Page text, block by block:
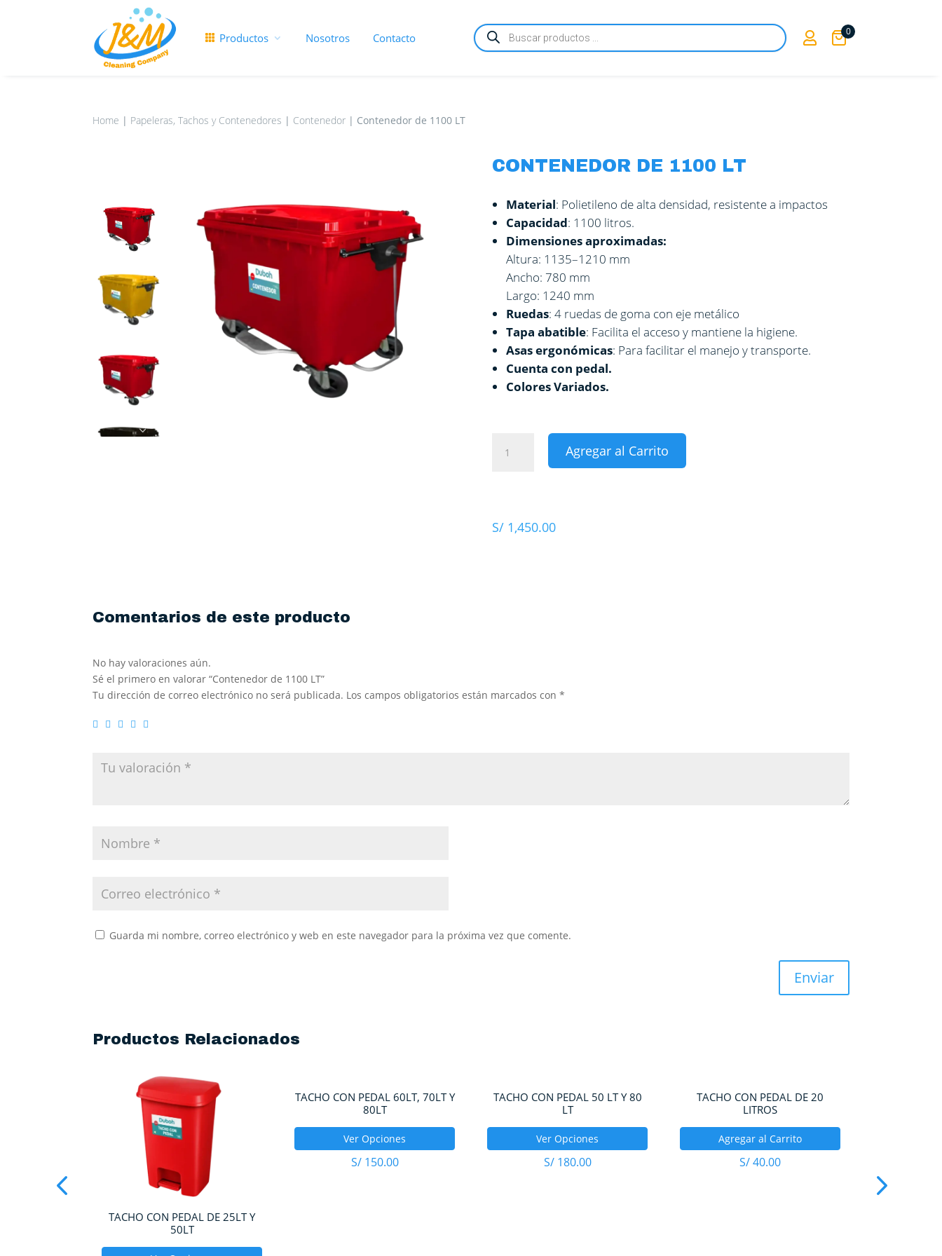
Productos Nosotros Contacto
Búsqueda
de
productos
 0
Home | Papeleras, Tachos y Contenedores | Contenedor | Contenedor de 1100 LT
CONTENEDOR DE 1100 LT
Material: Polietileno de alta densidad, resistente a impactos
Capacidad: 1100 litros.
Dimensiones aproximadas:
Altura: 1135–1210 mm
Ancho: 780 mm
Largo: 1240 mm
Ruedas: 4 ruedas de goma con eje metálico
Tapa abatible: Facilita el acceso y mantiene la higiene.
Asas ergonómicas: Para facilitar el manejo y transporte.
Cuenta con pedal.
Colores Variados.
Agregar al Carrito
S/1,450.00
Comentarios de este producto
No hay valoraciones aún.
Sé el primero en valorar “Contenedor de 1100 LT”
Tu dirección de correo electrónico no será publicada. Los campos obligatorios están marcados con *
Guarda mi nombre, correo electrónico y web en este navegador para la próxima vez que comente.
Productos Relacionados
TACHO CON PEDAL DE 25LT Y
50LT
TACHO CON PEDAL 60LT, 70LT Y
80LT
Ver Opciones
S/150.00
TACHO CON PEDAL 50 LT Y 80
LT
Ver Opciones
S/180.00
TACHO CON PEDAL DE 20
LITROS
Agregar al Carrito
S/40.00